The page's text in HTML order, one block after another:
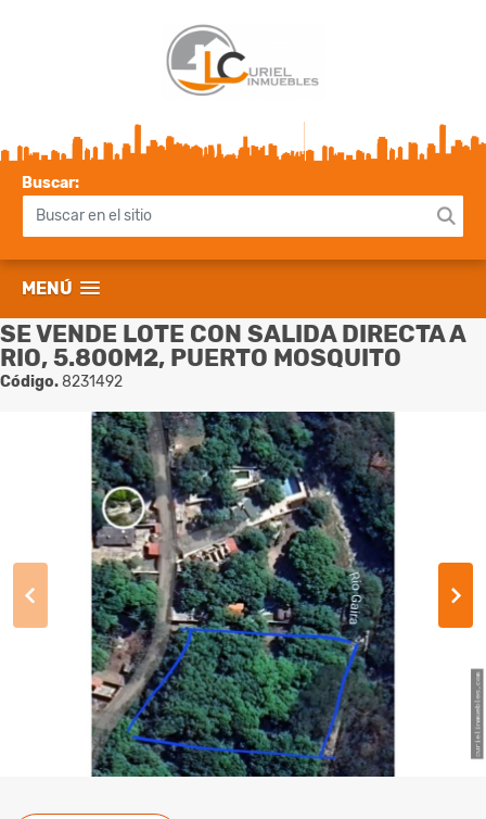
Buscar:
MENÚ
SE VENDE LOTE CON SALIDA DIRECTA A
RIO, 5.800M2, PUERTO MOSQUITO
Código.8231492